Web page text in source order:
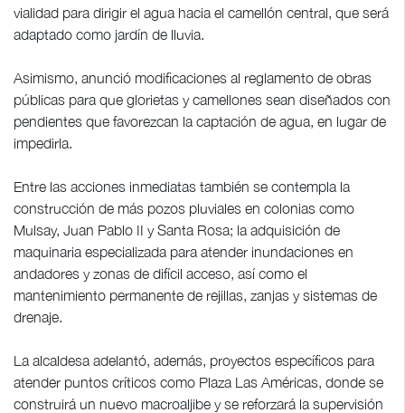
vialidad para dirigir el agua hacia el camellón central, que será
adaptado como jardín de lluvia.
Asimismo, anunció modificaciones al reglamento de obras
públicas para que glorietas y camellones sean diseñados con
pendientes que favorezcan la captación de agua, en lugar de
impedirla.
Entre las acciones inmediatas también se contempla la
construcción de más pozos pluviales en colonias como
Mulsay, Juan Pablo II y Santa Rosa; la adquisición de
maquinaria especializada para atender inundaciones en
andadores y zonas de difícil acceso, así como el
mantenimiento permanente de rejillas, zanjas y sistemas de
drenaje.
La alcaldesa adelantó, además, proyectos específicos para
atender puntos críticos como Plaza Las Américas, donde se
construirá un nuevo macroaljibe y se reforzará la supervisión